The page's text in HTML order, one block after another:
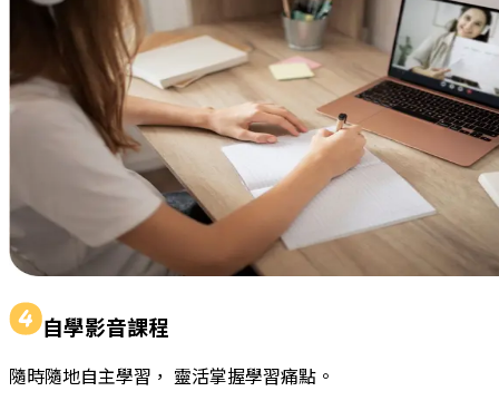
自學影音課程
隨時隨地自主學習， 靈活掌握學習痛點。